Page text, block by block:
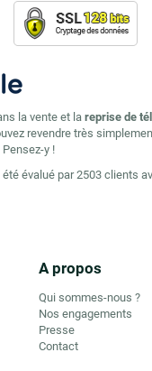
la vente et la reprise de
revendre très
Pensez-y !
évalué par 2503 clients
A propos
Qui sommes-nous ?
Nos engagements
Presse
Contact